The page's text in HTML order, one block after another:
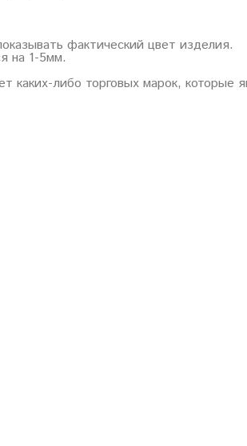
фактический цвет изделия.
на 1-5мм.
каких-либо торговых марок, которые